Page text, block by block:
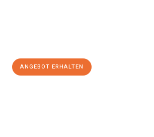
ANGEBOT ERHALTEN